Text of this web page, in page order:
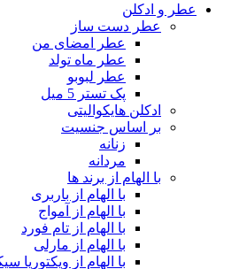
عطر و ادکلن
عطر دست ساز
عطر امضای من
عطر ماه تولد
عطر لبوبو
پک تستر 5 میل
ادکلن هایکوالیتی
بر اساس جنسیت
زنانه
مردانه
با الهام از برند ها
با الهام از باربری
با الهام از آمواج
با الهام از تام فورد
با الهام از مارلی
با الهام از ویکتوریا